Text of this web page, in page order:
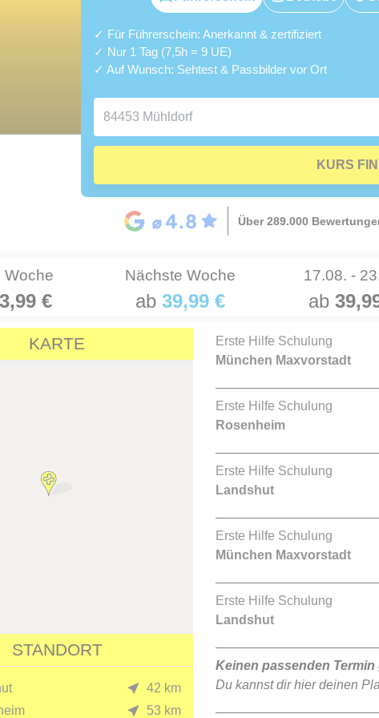
✓ Für Führerschein: Anerkannt & zertifiziert
✓ Nur 1 Tag (7,5h = 9 UE)
✓ Auf Wunsch: Sehtest & Passbilder vor Ort
KURS
Über 289.000
Woche
€
Nächste Woche
ab 39,99 €
17.08. -
ab
KARTE
STANDORT
42 km
53 km
Erste Hilfe Schulung
München Maxvorstadt
Erste Hilfe Schulung
Rosenheim
Erste Hilfe Schulung
Landshut
Erste Hilfe Schulung
München Maxvorstadt
Erste Hilfe Schulung
Landshut
Keinen passenden
Du kannst dir hier deinen